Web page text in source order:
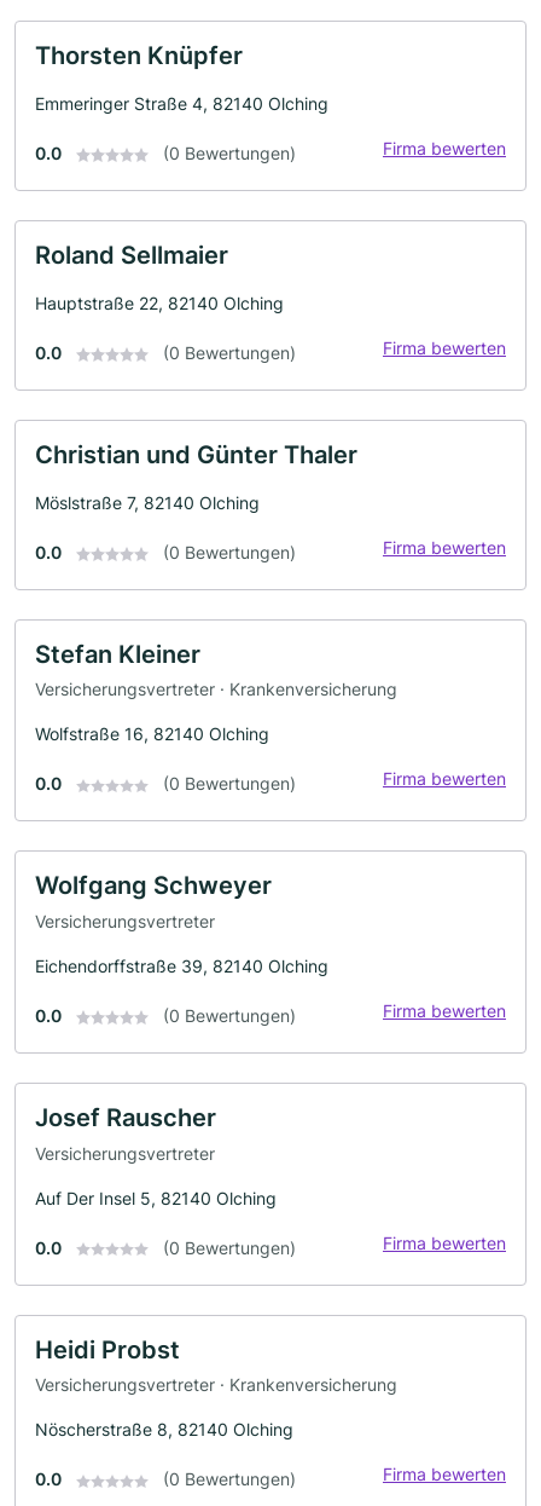
Thorsten Knüpfer
Emmeringer Straße 4, 82140 Olching
0.0 (0 Bewertungen) Firma bewerten
Roland Sellmaier
Hauptstraße 22, 82140 Olching
0.0 (0 Bewertungen) Firma bewerten
Christian und Günter Thaler
Möslstraße 7, 82140 Olching
0.0 (0 Bewertungen) Firma bewerten
Stefan Kleiner
Versicherungsvertreter · Krankenversicherung
Wolfstraße 16, 82140 Olching
0.0 (0 Bewertungen) Firma bewerten
Wolfgang Schweyer
Versicherungsvertreter
Eichendorffstraße 39, 82140 Olching
0.0 (0 Bewertungen) Firma bewerten
Josef Rauscher
Versicherungsvertreter
Auf Der Insel 5, 82140 Olching
0.0 (0 Bewertungen) Firma bewerten
Heidi Probst
Versicherungsvertreter · Krankenversicherung
Nöscherstraße 8, 82140 Olching
0.0 (0 Bewertungen) Firma bewerten